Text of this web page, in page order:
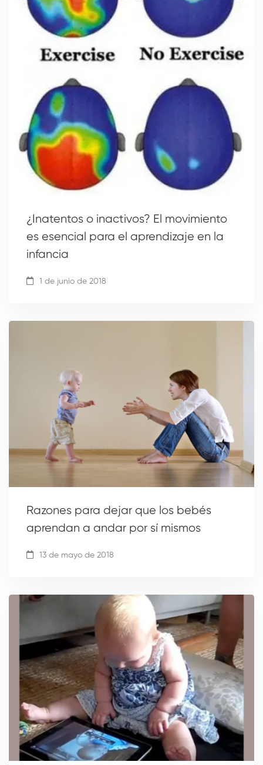
¿Inatentos o inactivos? El movimiento
es esencial para el aprendizaje en la
infancia
1 de junio de 2018
Razones para dejar que los bebés
aprendan a andar por sí mismos
13 de mayo de 2018